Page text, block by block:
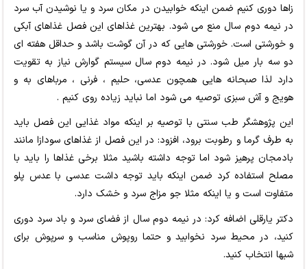
زاها دوری کنیم ضمن اینکه خوابیدن در مکان سرد و یا نوشیدن آب سرد
در نیمه دوم سال منع می شود. بهترین غذاهای این فصل غذاهای آبکی
و خورشتی است. خورشتی هایی که در آن گوشت باشد و حداقل هفته ای
دو سه بار میل شود. در نیمه دوم سال سیستم گوارش نیاز به تقویت
دارد لذا صبحانه هایی همچون عدسی، حلیم ، فرنی ، مرباهای به و
هویج و آش سبزی توصیه می شود اما نباید زیاده روی کنیم .
این پژوهشگر طب سنتی با توصیه بر اینکه مواد غذایی این فصل باید
به طرف گرما و رطوبت برود، افزود: در این فصل از غذاهای سودازا مانند
بادمجان پرهیز شود اما توجه داشته باشید مثلا برخی غذاها را باید با
مصلح استفاده کرد ضمن اینکه باید توجه داشت عدسی با عدس پلو
متفاوت است و یا اینکه مثلا جو مزاج سرد و خشک دارد.
دکتر یارقلی اضافه کرد: در نیمه دوم سال از فضای سرد و باد سرد دوری
کنید، در محیط سرد نخوابید و حتما روپوش مناسب و سرپوش برای
شبها انتخاب کنید.